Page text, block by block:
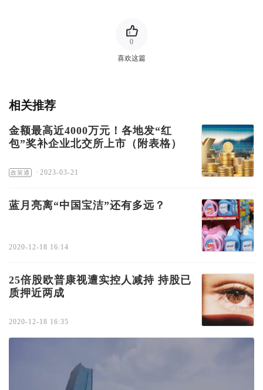
喜欢这篇
0
相关推荐
金额最高近4000万元！各地发“红
包”奖补企业北交所上市（附表格）
政策通 · 2023-03-21
蓝月亮离“中国宝洁”还有多远？
2020-12-18 16:14
25倍股欧普康视遭实控人减持 持股已
质押近两成
2020-12-18 16:35